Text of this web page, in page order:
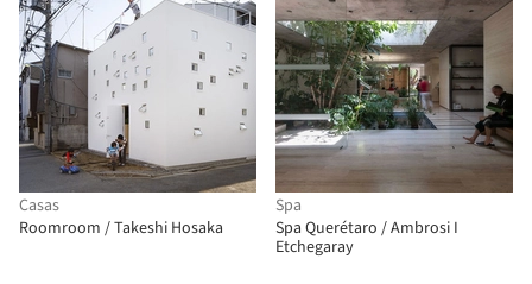
Casas
Roomroom / Takeshi Hosaka
Spa
Spa Querétaro / Ambrosi I
Etchegaray